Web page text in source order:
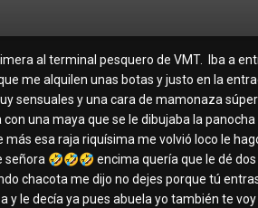
al terminal pesquero de VMT. Iba a
me alquilen unas botas y justo en la
sensuales y una cara de mamonaza
una maya que se le dibujaba la
esa raja riquísima me volvió loco le
señora 🤣🤣🤣encima quería que le dé
chacota me dijo no dejes porque tú
y le decía ya pues abuela yo también te